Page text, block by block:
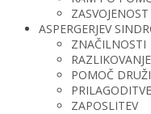
ASPERGERJEV
ZNAČILNOSTI
POMOČ
ZAPOSLITEV